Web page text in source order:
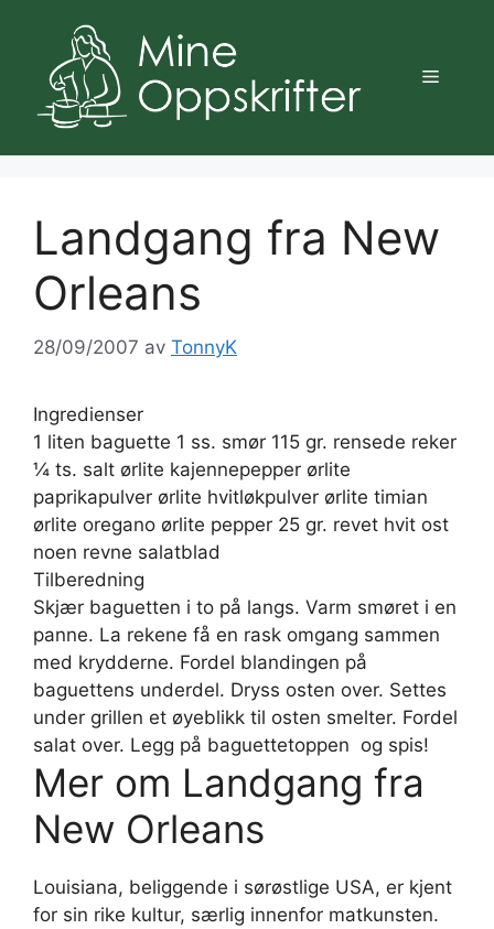
innhold
Meny
Landgang fra New
Orleans
28/09/2007 av TonnyK
Ingredienser
1 liten baguette 1 ss. smør 115 gr. rensede reker
¼ ts. salt ørlite kajennepepper ørlite
paprikapulver ørlite hvitløkpulver ørlite timian
ørlite oregano ørlite pepper 25 gr. revet hvit ost
noen revne salatblad
Tilberedning
Skjær baguetten i to på langs. Varm smøret i en
panne. La rekene få en rask omgang sammen
med krydderne. Fordel blandingen på
baguettens underdel. Dryss osten over. Settes
under grillen et øyeblikk til osten smelter. Fordel
salat over. Legg på baguettetoppen  og spis!
Mer om Landgang fra
New Orleans
Louisiana, beliggende i sørøstlige USA, er kjent
for sin rike kultur, særlig innenfor matkunsten.